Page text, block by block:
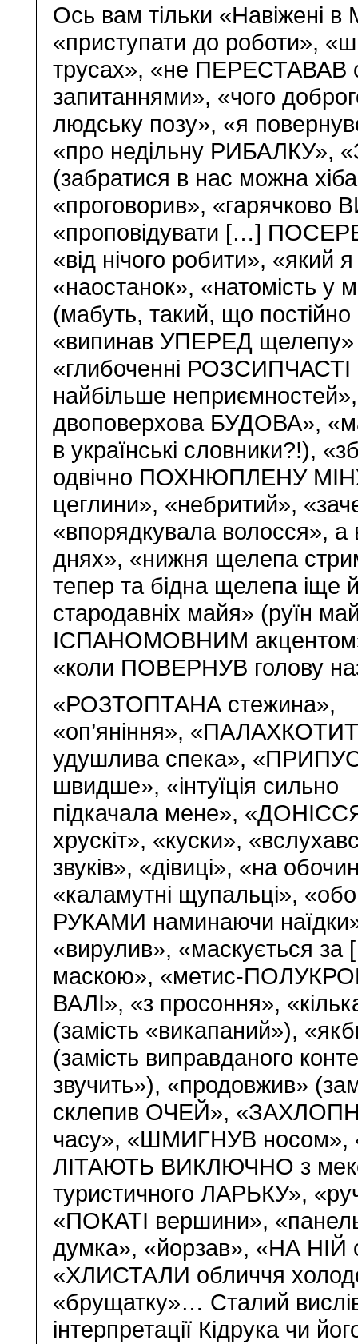
Ось вам тільки «Навіжені в
«приступати до роботи»,
трусах», «не ПЕРЕСТАВАВ
запитаннями», «чого
людську позу», «я
«про недільну РИБАЛКУ»,
(забратися в нас можна
«проговорив»,
«проповідувати […]
«від нічого робити»,
«наостанок», «натомість
(мабуть, такий, що постійно
«випинав УПЕРЕД
«глибоченні
найбільше
двоповерхова БУДОВА»,
в українські словники?!),
одвічно ПОХНЮПЛЕНУ
цеглини», «небритий»,
«впорядкувала волосся», а
днях», «нижня щелепа
тепер та бідна щелепа іще
стародавніх майя» (руїн
ІСПАНОМОВНИМ
«коли ПОВЕРНУВ голову
«РОЗТОПТАНА стежина»,
«оп’яніння»,
удушлива спека»,
швидше», «інтуїція сильно
підкачала мене»,
хрускіт», «куски»,
звуків», «дівиці», «на
«каламутні щупальці»,
РУКАМИ наминаючи
«вирулив», «маскується
маскою», «метис-
ВАЛІ», «з просоння»,
(замість «викапаний»),
(замість виправданого
звучить»), «продовжив»
склепив ОЧЕЙ»,
часу», «ШМИГНУВ носом»,
ЛІТАЮТЬ ВИКЛЮЧНО з
туристичного ЛАРЬКУ»,
«ПОКАТІ вершини»,
думка», «йорзав», «НА НІЙ
«ХЛИСТАЛИ обличчя
«брущатку»… Сталий вислів
інтерпретації Кідрука чи